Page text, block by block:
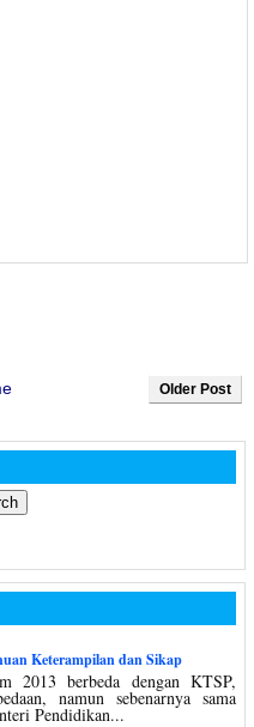
Older Post
Keterampilan dan Sikap
2013 berbeda dengan KTSP,
namun sebenarnya sama
Pendidikan...